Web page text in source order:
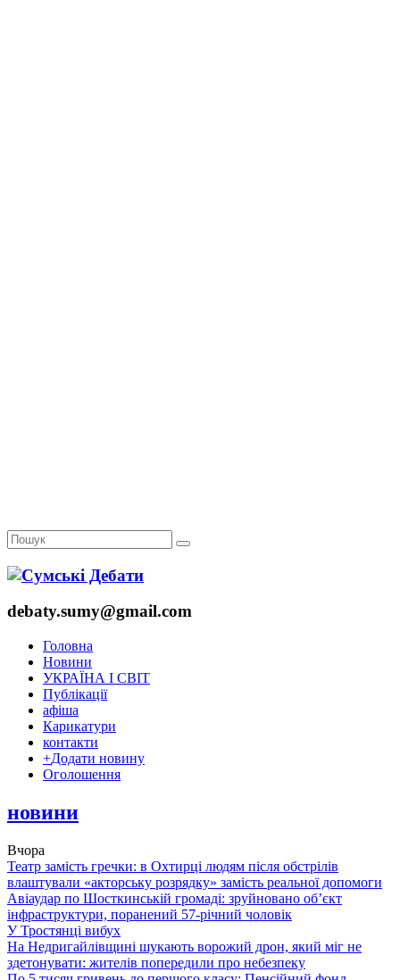
debaty.sumy@gmail.com
Головна
Новини
УКРАЇНА І СВІТ
Публікації
афіша
Карикатури
контакти
+Додати новину
Оголошення
новини
Вчора
Театр замість гречки: в Охтирці людям після обстрілів
влаштували «акторську розрядку» замість реальної допомоги
Авіаудар по Шосткинській громаді: зруйновано об’єкт
інфраструктури, поранений 57-річний чоловік
У Тростянці вибух
На Недригайлівщині шукають ворожий дрон, який міг не
здетонувати: жителів попередили про небезпеку